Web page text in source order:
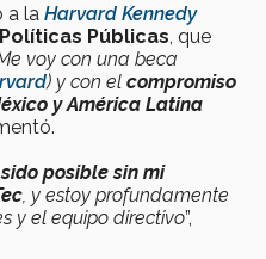
a la Harvard Kennedy
Públicas, que
voy con una beca
) y con el compromiso
y América Latina
posible sin mi
, y estoy profundamente
y el equipo directivo”,